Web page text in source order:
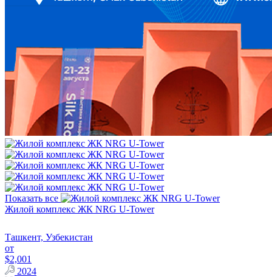
Показать все
Жилой комплекс ЖК NRG U-Tower
Ташкент, Узбекистан
от
$2,001
2024